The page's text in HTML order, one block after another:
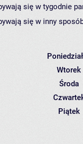
się w tygodnie
się w inny
Wtorek
Środa
Piątek